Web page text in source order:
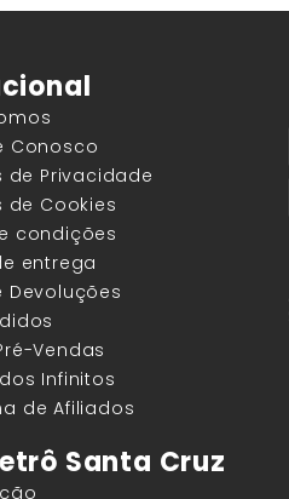
Conosco
de Privacidade
de Cookies
condições
entrega
Devoluções
Vendas
Infinitos
de Afiliados
Santa Cruz